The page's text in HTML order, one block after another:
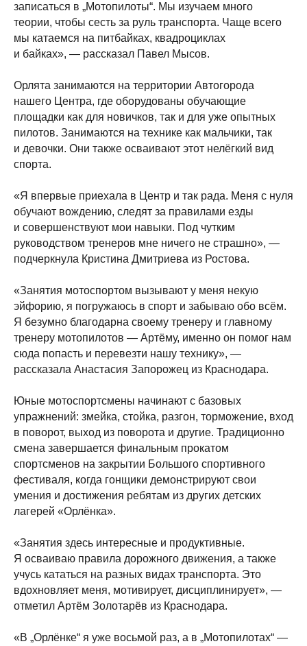
записаться в „Мотопилоты“. Мы изучаем много
теории, чтобы сесть за руль транспорта. Чаще всего
мы катаемся на питбайках, квадроциклах
и байках», — рассказал Павел Мысов.
Орлята занимаются на территории Автогорода
нашего Центра, где оборудованы обучающие
площадки как для новичков, так и для уже опытных
пилотов. Занимаются на технике как мальчики, так
и девочки. Они также осваивают этот нелёгкий вид
спорта.
«Я впервые приехала в Центр и так рада. Меня с нуля
обучают вождению, следят за правилами езды
и совершенствуют мои навыки. Под чутким
руководством тренеров мне ничего не страшно», —
подчеркнула Кристина Дмитриева из Ростова.
«Занятия мотоспортом вызывают у меня некую
эйфорию, я погружаюсь в спорт и забываю обо всём.
Я безумно благодарна своему тренеру и главному
тренеру мотопилотов — Артёму, именно он помог нам
сюда попасть и перевезти нашу технику», —
рассказала Анастасия Запорожец из Краснодара.
Юные мотоспортсмены начинают с базовых
упражнений: змейка, стойка, разгон, торможение, вход
в поворот, выход из поворота и другие. Традиционно
смена завершается финальным прокатом
спортсменов на закрытии Большого спортивного
фестиваля, когда гонщики демонстрируют свои
умения и достижения ребятам из других детских
лагерей «Орлёнка».
«Занятия здесь интересные и продуктивные.
Я осваиваю правила дорожного движения, а также
учусь кататься на разных видах транспорта. Это
вдохновляет меня, мотивирует, дисциплинирует», —
отметил Артём Золотарёв из Краснодара.
«В „Орлёнке“ я уже восьмой раз, а в „Мотопилотах“ —